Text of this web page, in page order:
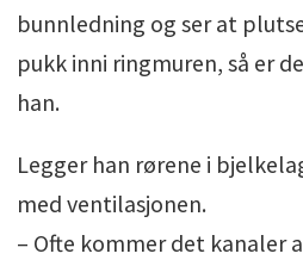
bunnledning og ser at
pukk inni ringmuren, så er
han.
Legger han rørene i
med ventilasjonen.
– Ofte kommer det kanaler